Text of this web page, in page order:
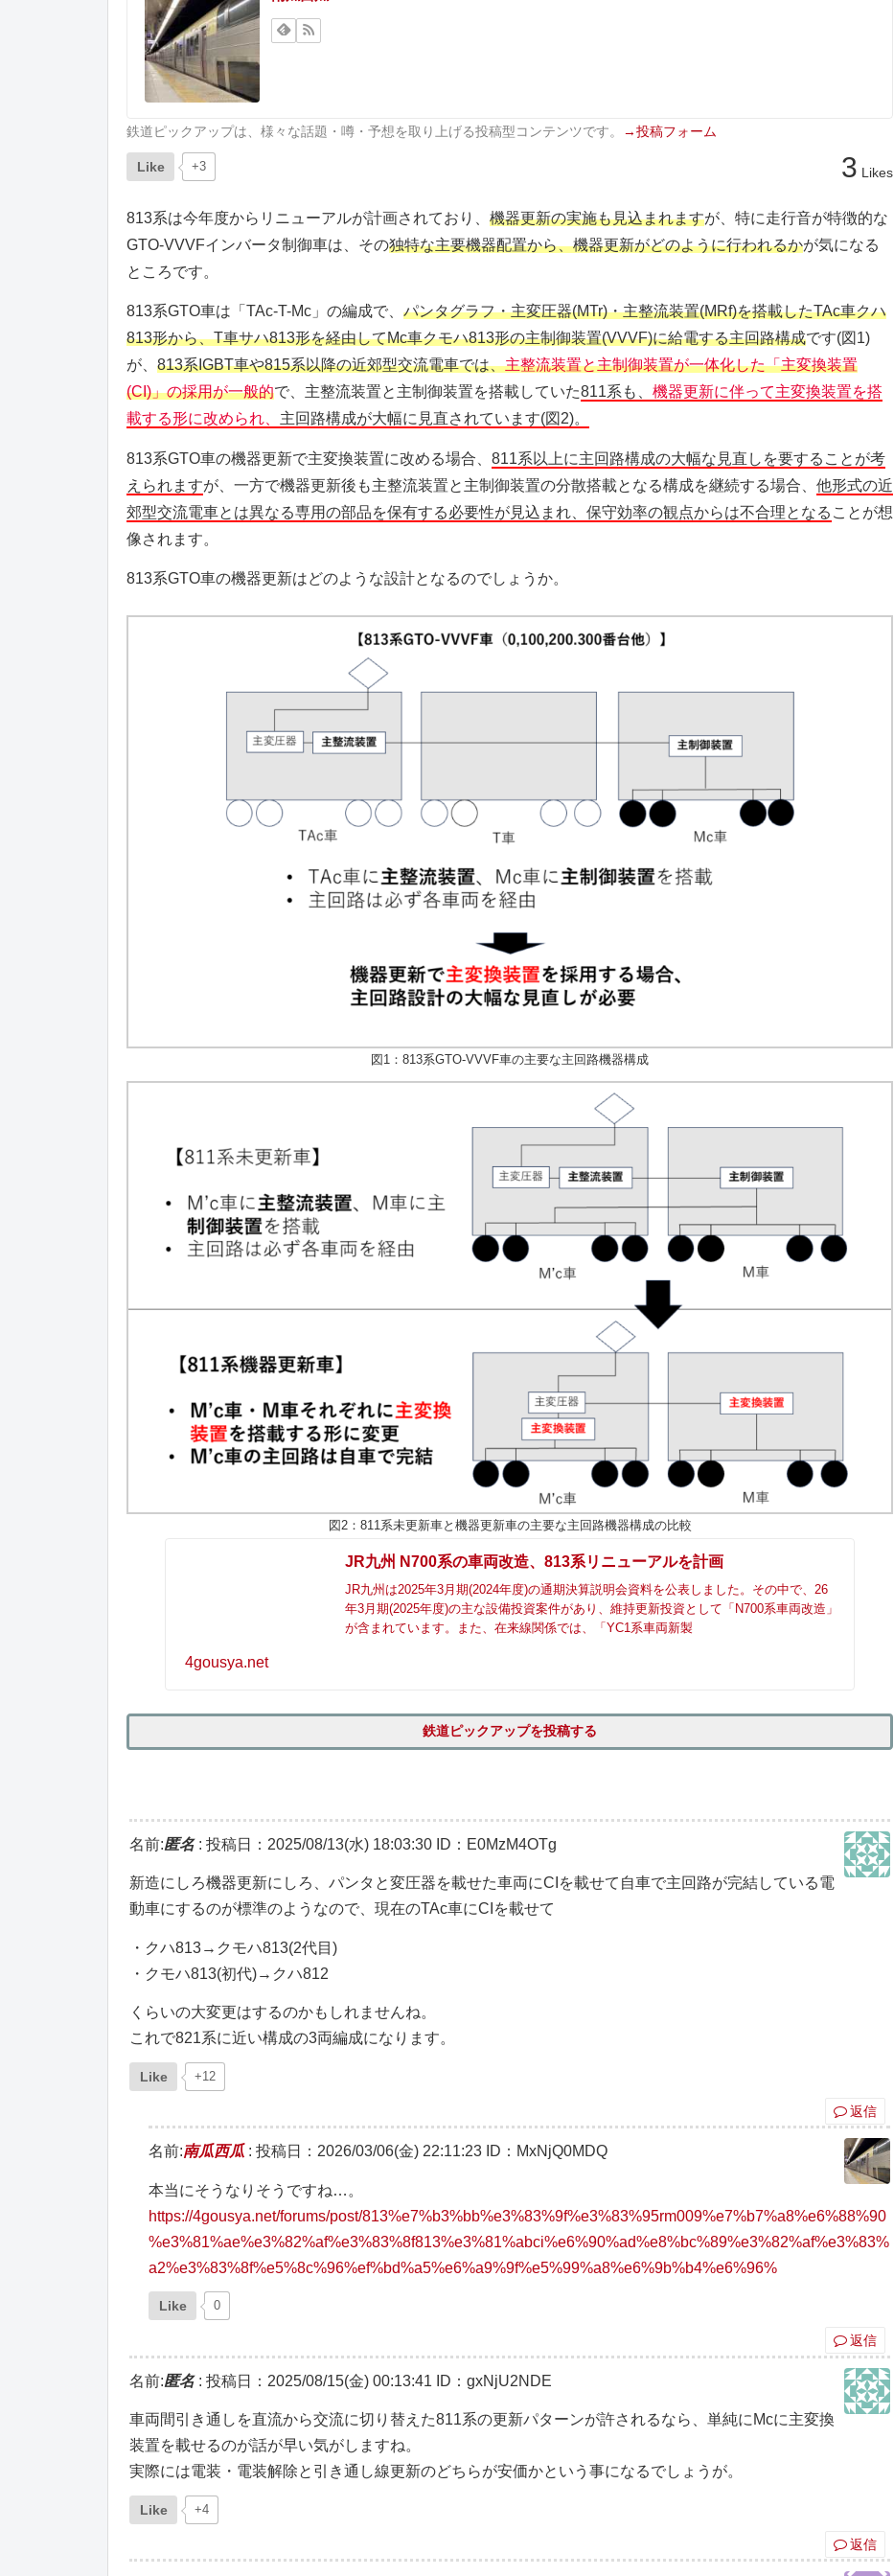
鉄道ピックアップは、様々な話題・噂・予想を取り上げる投稿型コンテンツです。 →投稿フォーム
Like +3 3 Likes
813系は今年度からリニューアルが計画されており、 機器更新の実施も見込まれますが、特に走行音が特徴的な
GTO-VVVFインバータ制御車は、その独特な主要機器配置から、機器更新がどのように行われるかが気になる
ところです。
813系GTO車は「TAc-T-Mc」の編成で、 パンタグラフ・主変圧器(MTr)・主整流装置(MRf)を搭載したTAc車クハ
813形から、T車サハ813形を経由してMc車クモハ813形の主制御装置(VVVF)に給電する主回路構成です(図1)
が、 813系IGBT車や815系以降の近郊型交流電車では、主整流装置と主制御装置が一体化した「主変換装置
(CI)」の採用が一般的で、主整流装置と主制御装置を搭載していた811系も、 機器更新に伴って主変換装置を搭
載する形に改められ、 主回路構成が大幅に見直されています(図2)。
813系GTO車の機器更新で主変換装置に改める場合、 811系以上に主回路構成の大幅な見直しを要することが考
えられますが、一方で機器更新後も主整流装置と主制御装置の分散搭載となる構成を継続する場合、 他形式の近
郊型交流電車とは異なる専用の部品を保有する必要性が見込まれ、保守効率の観点からは不合理となる ことが想
像されます。
813系GTO車の機器更新はどのような設計となるのでしょうか。
図1：813系GTO-VVVF車の主要な主回路機器構成
図2：811系未更新車と機器更新車の主要な主回路機器構成の比較
JR九州 N700系の車両改造、813系リニューアルを計画
JR九州は2025年3月期(2024年度)の通期決算説明会資料を公表しました。その中で、26
年3月期(2025年度)の主な設備投資案件があり、維持更新投資として「N700系車両改造」
が含まれています。また、在来線関係では、「YC1系車両新製
4gousya.net
鉄道ピックアップを投稿する
名前:匿名: 投稿日：2025/08/13(水) 18:03:30 ID：E0MzM4OTg
新造にしろ機器更新にしろ、パンタと変圧器を載せた車両にCIを載せて自車で主回路が完結している電
動車にするのが標準のようなので、現在のTAc車にCIを載せて
・クハ813→クモハ813(2代目)
・クモハ813(初代)→クハ812
くらいの大変更はするのかもしれませんね。
これで821系に近い構成の3両編成になります。
Like +12
返信
名前:南瓜西瓜 : 投稿日：2026/03/06(金) 22:11:23 ID：MxNjQ0MDQ
本当にそうなりそうですね…。
https://4gousya.net/forums/post/813%e7%b3%bb%e3%83%9f%e3%83%95rm009%e7%b7%a8%e6%88%90
%e3%81%ae%e3%82%af%e3%83%8f813%e3%81%abci%e6%90%ad%e8%bc%89%e3%82%af%e3%83%
a2%e3%83%8f%e5%8c%96%ef%bd%a5%e6%a9%9f%e5%99%a8%e6%9b%b4%e6%96%
Like 0
返信
名前:匿名: 投稿日：2025/08/15(金) 00:13:41 ID：gxNjU2NDE
車両間引き通しを直流から交流に切り替えた811系の更新パターンが許されるなら、単純にMcに主変換
装置を載せるのが話が早い気がしますね。
実際には電装・電装解除と引き通し線更新のどちらが安価かという事になるでしょうが。
Like +4
返信